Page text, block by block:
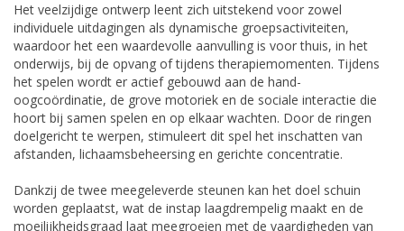
Het veelzijdige ontwerp leent zich uitstekend voor zowel
individuele uitdagingen als dynamische groepsactiviteiten,
waardoor het een waardevolle aanvulling is voor thuis, in het
onderwijs, bij de opvang of tijdens therapiemomenten. Tijdens
het spelen wordt er actief gebouwd aan de hand-
oogcoördinatie, de grove motoriek en de sociale interactie die
hoort bij samen spelen en op elkaar wachten. Door de ringen
doelgericht te werpen, stimuleert dit spel het inschatten van
afstanden, lichaamsbeheersing en gerichte concentratie.
Dankzij de twee meegeleverde steunen kan het doel schuin
worden geplaatst, wat de instap laagdrempelig maakt en de
moeilijkheidsgraad laat meegroeien met de vaardigheden van